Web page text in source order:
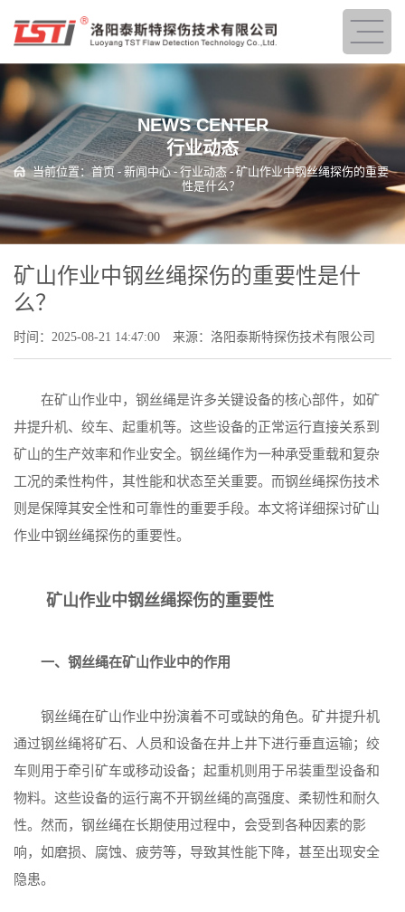
NEWS CENTER
行业动态
当前位置：首页 - 新闻中心- 行业动态- 矿山作业中钢丝绳探伤的重要
性是什么？
矿山作业中钢丝绳探伤的重要性是什
么？
时间：2025-08-21 14:47:00 来源：洛阳泰斯特探伤技术有限公司
在矿山作业中，钢丝绳是许多关键设备的核心部件，如矿
井提升机、绞车、起重机等。这些设备的正常运行直接关系到
矿山的生产效率和作业安全。钢丝绳作为一种承受重载和复杂
工况的柔性构件，其性能和状态至关重要。而钢丝绳探伤技术
则是保障其安全性和可靠性的重要手段。本文将详细探讨矿山
作业中钢丝绳探伤的重要性。
矿山作业中钢丝绳探伤的重要性
一、钢丝绳在矿山作业中的作用
钢丝绳在矿山作业中扮演着不可或缺的角色。矿井提升机
通过钢丝绳将矿石、人员和设备在井上井下进行垂直运输；绞
车则用于牵引矿车或移动设备；起重机则用于吊装重型设备和
物料。这些设备的运行离不开钢丝绳的高强度、柔韧性和耐久
性。然而，钢丝绳在长期使用过程中，会受到各种因素的影
响，如磨损、腐蚀、疲劳等，导致其性能下降，甚至出现安全
隐患。